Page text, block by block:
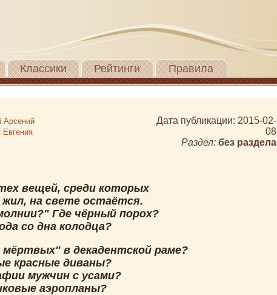
Классики Рейтинги Правила
Арсений
Евгения
Дата публикации: 2015-02-
08
Раздел: без раздела
вещей, среди которых
на свете остаётся.
Где чёрный порох?
со дна колодца?
в декадентской раме?
красные диваны?
мужчин с усами?
аэропланы?